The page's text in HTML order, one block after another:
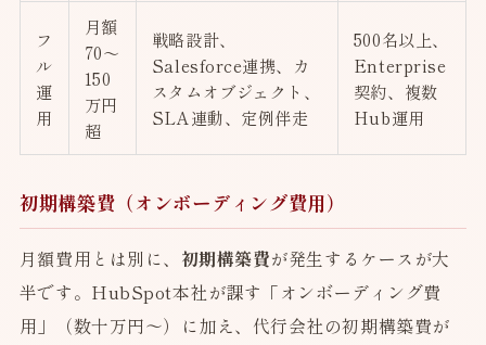
フ
ル
運
用
月額
70〜
150
万円
超
戦略設計、
Salesforce連携、カ
スタムオブジェクト、
SLA連動、定例伴走
500名以上、
Enterprise
契約、複数
Hub運用
初期構築費（オンボーディング費用）
月額費用とは別に、 初期構築費が発生するケースが大
半です。HubSpot本社が課す「オンボーディング費
用」（数十万円〜）に加え、代行会社の初期構築費が